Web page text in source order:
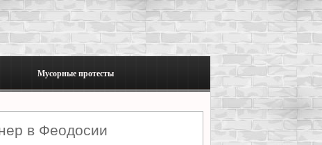
Мусорные протесты
в Феодосии